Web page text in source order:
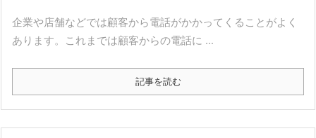
企業や店舗などでは顧客から電話がかかってくることがよく
あります。これまでは顧客からの電話に ...
記事を読む